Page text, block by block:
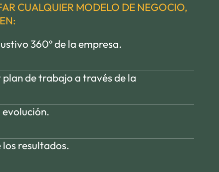
CUALQUIER MODELO DE NEGOCIO,
360º de la empresa.
de trabajo a través de la
evolución.
los resultados.